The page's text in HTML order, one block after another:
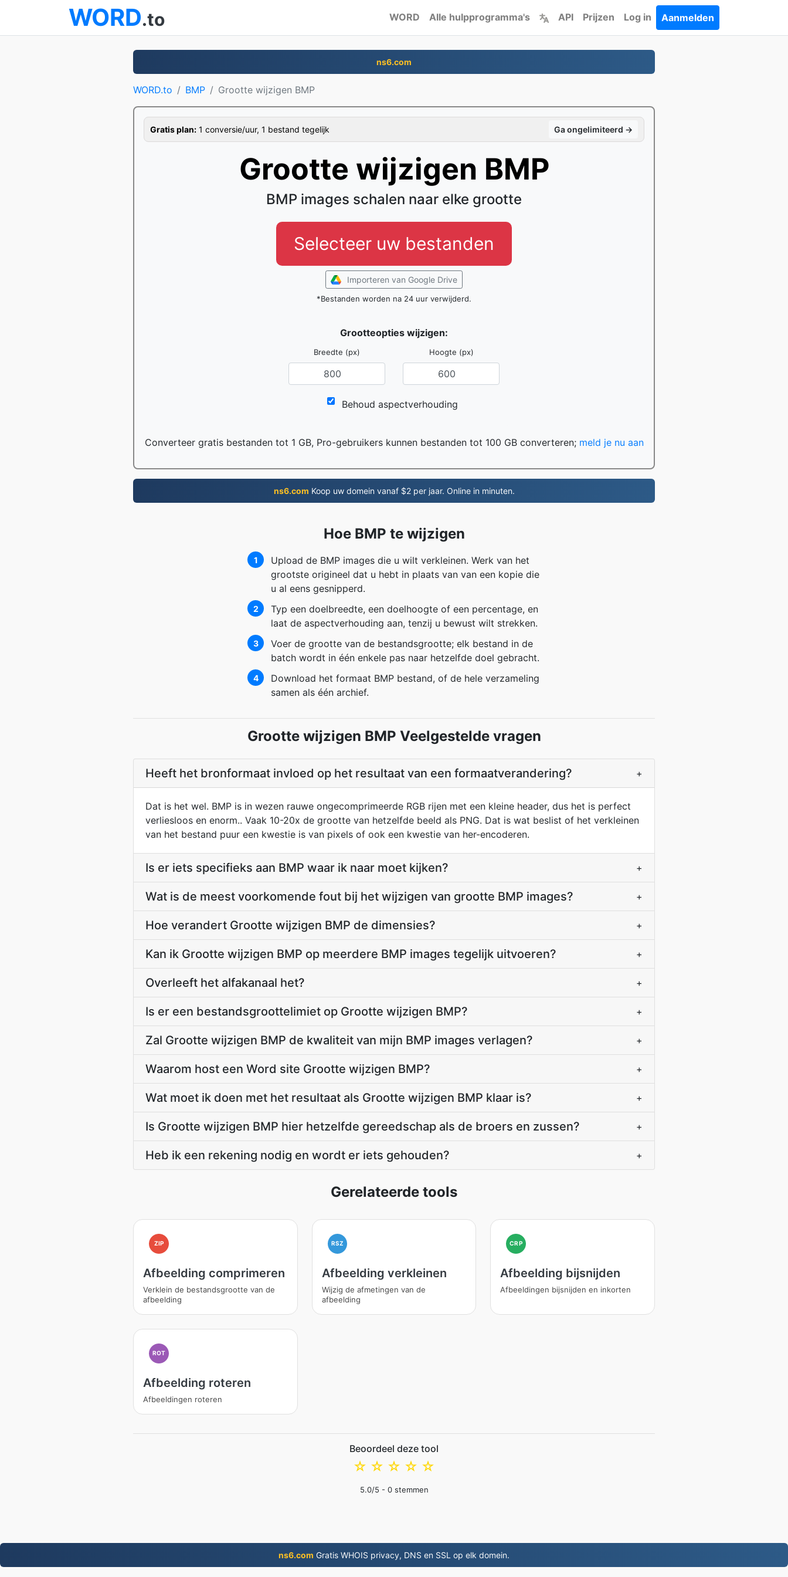
WORD.to WORD Alle hulpprogramma's API Prijzen Log in Aanmelden
ns6.com
WORD.to BMP Grootte wijzigen BMP
Gratis plan: 1 conversie/uur, 1 bestand tegelijk Ga ongelimiteerd →
Grootte wijzigen BMP
BMP images schalen naar elke grootte
Selecteer uw bestanden
Importeren van Google Drive
*Bestanden worden na 24 uur verwijderd.
Grootteopties wijzigen:
Breedte (px) Hoogte (px)
Behoud aspectverhouding
Converteer gratis bestanden tot 1 GB, Pro-gebruikers kunnen bestanden tot 100 GB converteren; meld je nu aan
ns6.com Koop uw domein vanaf $2 per jaar. Online in minuten.
Hoe BMP te wijzigen
1
Upload de BMP images die u wilt verkleinen. Werk van het
grootste origineel dat u hebt in plaats van van een kopie die
u al eens gesnipperd.
2
Typ een doelbreedte, een doelhoogte of een percentage, en
laat de aspectverhouding aan, tenzij u bewust wilt strekken.
3
Voer de grootte van de bestandsgrootte; elk bestand in de
batch wordt in één enkele pas naar hetzelfde doel gebracht.
4
Download het formaat BMP bestand, of de hele verzameling
samen als één archief.
Grootte wijzigen BMP Veelgestelde vragen
Heeft het bronformaat invloed op het resultaat van een formaatverandering? +
Dat is het wel. BMP is in wezen rauwe ongecomprimeerde RGB rijen met een kleine header, dus het is perfect
verliesloos en enorm.. Vaak 10-20x de grootte van hetzelfde beeld als PNG. Dat is wat beslist of het verkleinen
van het bestand puur een kwestie is van pixels of ook een kwestie van her-encoderen.
Is er iets specifieks aan BMP waar ik naar moet kijken? +
Wat is de meest voorkomende fout bij het wijzigen van grootte BMP images? +
Hoe verandert Grootte wijzigen BMP de dimensies? +
Kan ik Grootte wijzigen BMP op meerdere BMP images tegelijk uitvoeren? +
Overleeft het alfakanaal het? +
Is er een bestandsgroottelimiet op Grootte wijzigen BMP? +
Zal Grootte wijzigen BMP de kwaliteit van mijn BMP images verlagen? +
Waarom host een Word site Grootte wijzigen BMP? +
Wat moet ik doen met het resultaat als Grootte wijzigen BMP klaar is? +
Is Grootte wijzigen BMP hier hetzelfde gereedschap als de broers en zussen? +
Heb ik een rekening nodig en wordt er iets gehouden? +
Gerelateerde tools
ZIP
Afbeelding comprimeren
Verklein de bestandsgrootte van de
afbeelding
RSZ
Afbeelding verkleinen
Wijzig de afmetingen van de
afbeelding
CRP
Afbeelding bijsnijden
Afbeeldingen bijsnijden en inkorten
ROT
Afbeelding roteren
Afbeeldingen roteren
Beoordeel deze tool
☆
☆
☆
☆
☆
5.0/5 - 0stemmen
ns6.com Gratis WHOIS privacy, DNS en SSL op elk domein.